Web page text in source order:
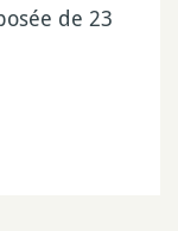
de 23